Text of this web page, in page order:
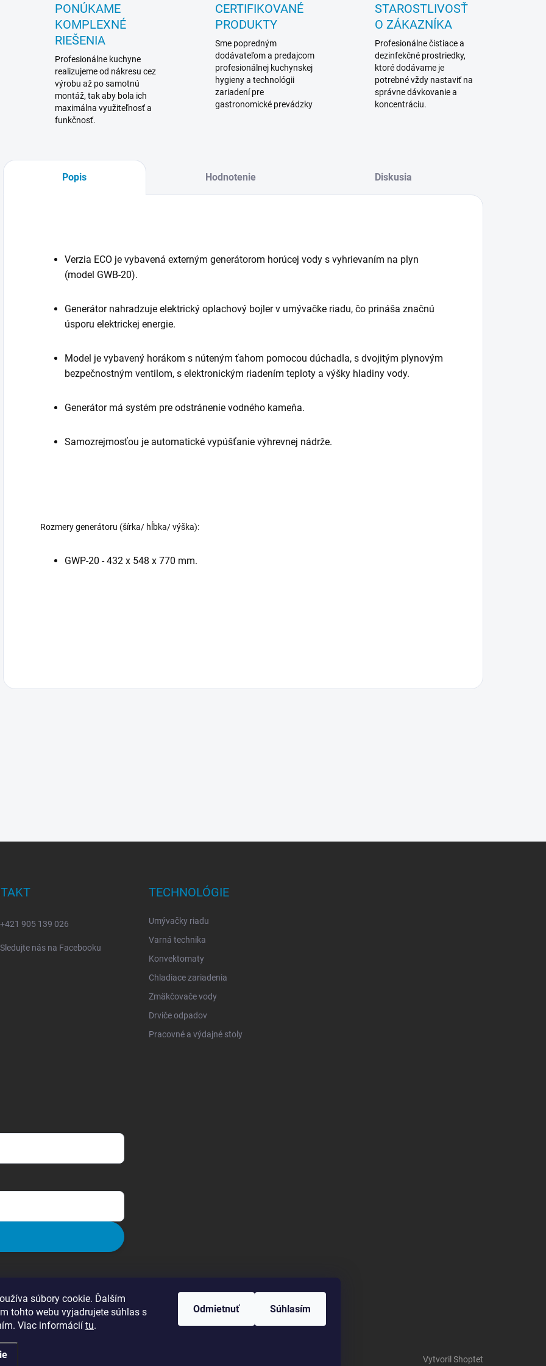
súbory cookie. Ďalším
tohto webu vyjadrujete súhlas s
Viac informácií tu.
Odmietnuť Súhlasím
PONÚKAME
KOMPLEXNÉ
RIEŠENIA
Profesionálne kuchyne
realizujeme od nákresu cez
výrobu až po samotnú
montáž, tak aby bola ich
maximálna využiteľnosť a
funkčnosť.
CERTIFIKOVANÉ
PRODUKTY
Sme popredným
dodávateľom a predajcom
profesionálnej kuchynskej
hygieny a technológii
zariadení pre
gastronomické prevádzky
STAROSTLIVOSŤ
O ZÁKAZNÍKA
Profesionálne čistiace a
dezinfekčné prostriedky,
ktoré dodávame je
potrebné vždy nastaviť na
správne dávkovanie a
koncentráciu.
Popis Hodnotenie Diskusia
Verzia ECO je vybavená externým generátorom horúcej vody s vyhrievaním na plyn
(model GWB-20).
Generátor nahradzuje elektrický oplachový bojler v umývačke riadu, čo prináša značnú
úsporu elektrickej energie.
Model je vybavený horákom s núteným ťahom pomocou dúchadla, s dvojitým plynovým
bezpečnostným ventilom, s elektronickým riadením teploty a výšky hladiny vody.
Generátor má systém pre odstránenie vodného kameňa.
Samozrejmosťou je automatické vypúšťanie výhrevnej nádrže.
Rozmery generátoru (šírka/ hĺbka/ výška):
GWP-20 - 432 x 548 x 770 mm.
+421 905 139 026
Sledujte nás na Facebooku
TECHNOLÓGIE
Umývačky riadu
Varná technika
Konvektomaty
Chladiace zariadenia
Zmäkčovače vody
Drviče odpadov
Pracovné a výdajné stoly
Vytvoril Shoptet